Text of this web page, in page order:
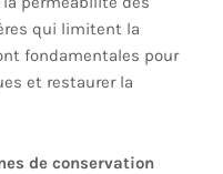
qui limitent la
fondamentales pour
et restaurer la
de conservation